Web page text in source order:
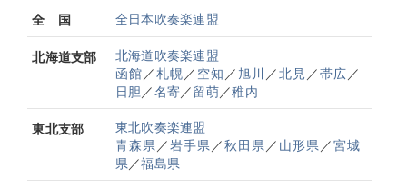
全 国 全日本吹奏楽連盟
北海道支部
北海道吹奏楽連盟
函館／札幌／ 空知 ／ 旭川 ／北見 ／帯広／
日胆／名寄／留萌／稚内
東北支部
東北吹奏楽連盟
青森県／岩手県／秋田県／ 山形県／宮城
県／福島県